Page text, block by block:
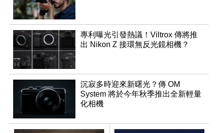
專利曝光引發熱議！Viltrox 傳將推
出 Nikon Z 接環無反光鏡相機？
沉寂多時迎來新曙光？傳 OM
System 將於今年秋季推出全新輕量
化相機